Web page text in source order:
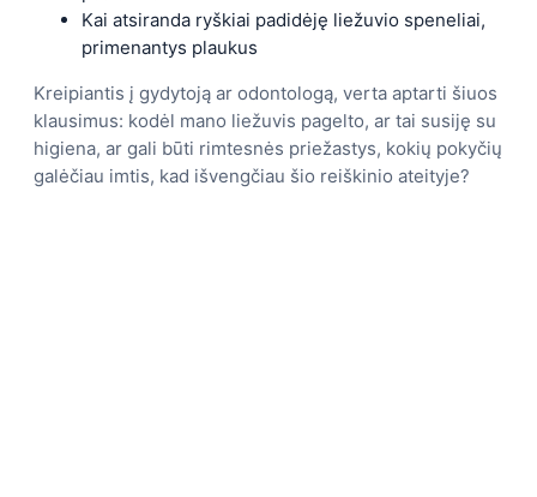
Kai atsiranda ryškiai padidėję liežuvio speneliai,
primenantys plaukus
Kreipiantis į gydytoją ar odontologą, verta aptarti šiuos
klausimus: kodėl mano liežuvis pagelto, ar tai susiję su
higiena, ar gali būti rimtesnės priežastys, kokių pokyčių
galėčiau imtis, kad išvengčiau šio reiškinio ateityje?